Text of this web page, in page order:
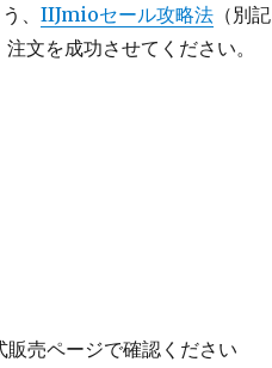
、 IIJmioセール攻略法 （別記
文を成功させてください。
売ページで確認ください